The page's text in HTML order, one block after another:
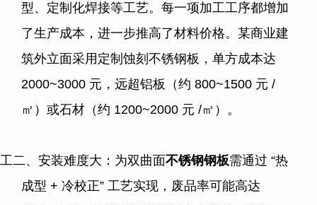
型、定制化焊接等工艺。每一项加工工序都增加
了生产成本，进一步推高了材料价格。某商业建
筑外立面采用定制蚀刻不锈钢板，单方成本达
2000~3000 元，远超铝板（约 800~1500 元 /
㎡）或石材（约 1200~2000 元 /㎡）。
二、安装难度大：为双曲面不锈钢钢板需通过 “热
成型 + 冷校正” 工艺实现，废品率可能高达